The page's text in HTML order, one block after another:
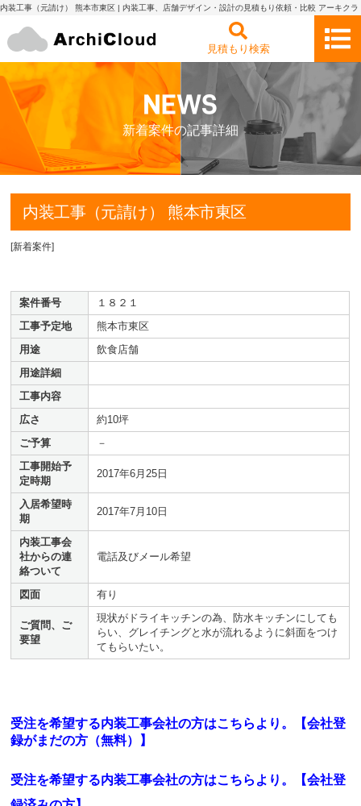
内装工事（元請け） 熊本市東区 | 内装工事、店舗デザイン・設計の見積もり依頼・比較 アーキクラ
見積もり検索
新着案件の記事詳細
内装工事（元請け） 熊本市東区
[新着案件]
案件番号
１８２１
工事予定地
熊本市東区
用途
飲食店舗
用途詳細
工事内容
広さ
約10坪
ご予算
－
工事開始予
定時期
2017年6月25日
入居希望時
期
2017年7月10日
内装工事会
社からの連
絡ついて
電話及びメール希望
図面 有り
ご質問、ご
要望
現状がドライキッチンの為、防水キッチンにしても
らい、グレイチングと水が流れるように斜面をつけ
てもらいたい。
受注を希望する内装工事会社の方はこちらより。【会社登
録がまだの方（無料）】
受注を希望する内装工事会社の方はこちらより。
【会社登